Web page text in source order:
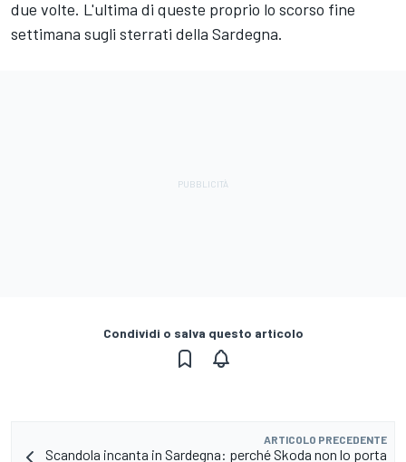
due volte. L'ultima di queste proprio lo scorso fine
settimana sugli sterrati della Sardegna.
Condividi o salva questo articolo
ARTICOLO PRECEDENTE
Scandola incanta in Sardegna: perché Skoda non lo porta